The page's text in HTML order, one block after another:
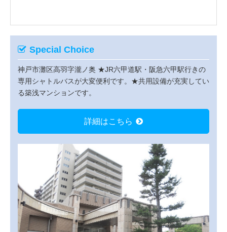
Special Choice
神戸市灘区高羽字瀧ノ奥 ★JR六甲道駅・阪急六甲駅行きの
専用シャトルバスが大変便利です。★共用設備が充実してい
る築浅マンションです。
詳細はこちら